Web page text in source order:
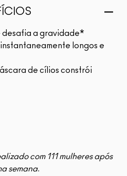
desafia a gravidade*
longos e
de cílios constrói
com 111 mulheres após
semana.